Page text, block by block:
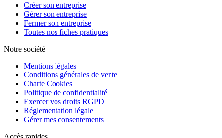
Créer son entreprise
Gérer son entreprise
Fermer son entreprise
Toutes nos fiches pratiques
Notre société
Mentions légales
Conditions générales de vente
Charte Cookies
Politique de confidentialité
Exercer vos droits RGPD
Réglementation légale
Gérer mes consentements
Accès rapides